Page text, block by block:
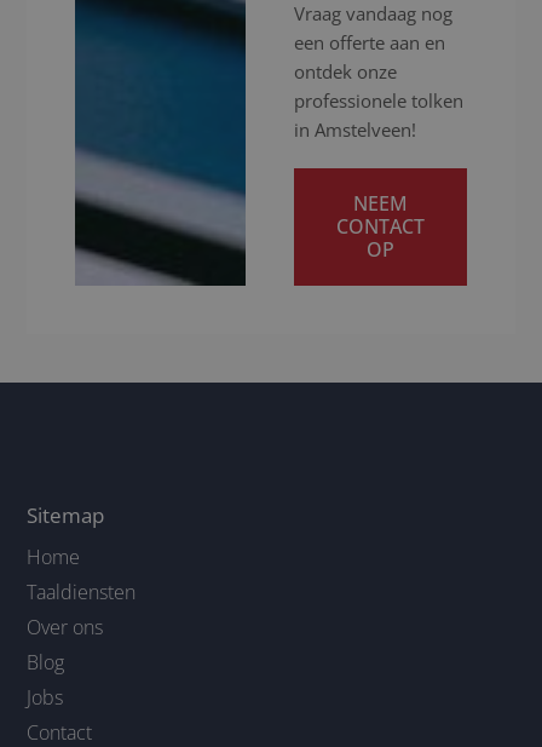
Vraag vandaag nog
een offerte aan en
ontdek onze
professionele tolken
in Amstelveen!
NEEM
CONTACT
OP
Sitemap
Home
Taaldiensten
Over ons
Blog
Jobs
Contact